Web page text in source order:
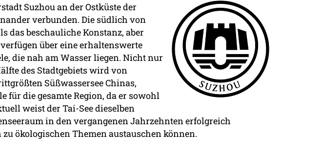
Suzhou an der Ostküste der
verbunden. Die südlich von
das beschauliche Konstanz, aber
über eine erhaltenswerte
die nah am Wasser liegen. Nicht nur
des Stadtgebiets wird von
Süßwassersee Chinas,
für die gesamte Region, da er sowohl
weist der Tai-See dieselben
in den vergangenen Jahrzehnten erfolgreich
ökologischen Themen austauschen können.